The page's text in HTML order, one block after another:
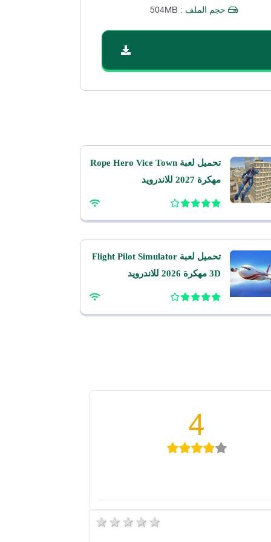
حجم الملف : 504MB
تحميل لعبة Rope Hero Vice Town
مهكرة 2027 للاندرويد
تحميل لعبة Flight Pilot Simulator
3D مهكرة 2026 للاندرويد
4
5 stars 4 stars 3 stars 2 stars 1 star